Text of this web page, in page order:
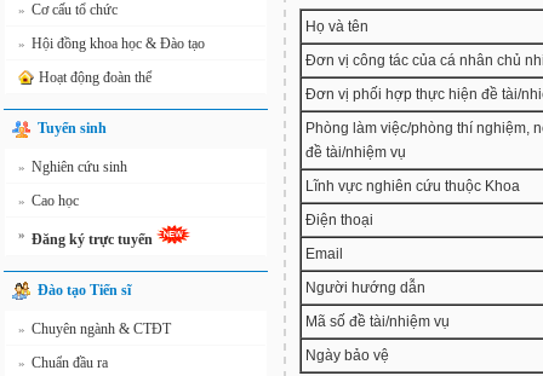
» Cơ cấu tổ chức
» Hội đồng khoa học & Đào tạo
Hoạt động đoàn thể
Tuyển sinh
» Nghiên cứu sinh
» Cao học
» Đăng ký trực tuyến
Đào tạo Tiến sĩ
» Chuyên ngành & CTĐT
» Chuẩn đầu ra
Họ và tên
Đơn vị công tác của cá nhân chủ
Đơn vị phối hợp thực hiện đề tài/
Phòng làm việc/phòng thí nghiệm,
đề tài/nhiệm vụ
Lĩnh vực nghiên cứu thuộc Khoa
Điện thoại
Email
Người hướng dẫn
Mã số đề tài/nhiệm vụ
Ngày bảo vệ